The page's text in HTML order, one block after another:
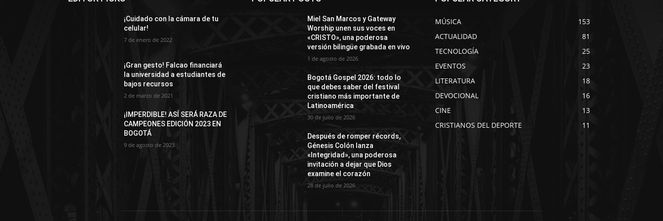
¡Cuidado con la cámara de tu
celular!
7 de enero de 2022
¡Gran gesto! Falcao financiará
la universidad a estudiantes de
bajos recursos
2 de marzo de 2021
¡IMPERDIBLE! ASÍ SERÁ RAZA DE
CAMPEONES EDICIÓN 2023 EN
BOGOTÁ
9 de agosto de 2023
Miel San Marcos y Gateway
Worship unen sus voces en
«CRISTO», una poderosa
versión bilingüe grabada en vivo
1 de agosto de 2026
Bogotá Gospel 2026: todo lo
que debes saber del festival
cristiano más importante de
Latinoamérica
30 de julio de 2026
Después de romper récords,
Génesis Colón lanza
«Integridad», una poderosa
invitación a dejar que Dios
examine el corazón
28 de julio de 2026
MÚSICA
153
ACTUALIDAD
81
TECNOLOGÍA
25
EVENTOS
23
LITERATURA
18
DEVOCIONAL
16
CINE
13
CRISTIANOS DEL DEPORTE
11